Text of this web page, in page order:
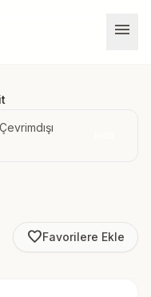
menu
Çevrimdışı
favorite_borderFavorilere Ekle